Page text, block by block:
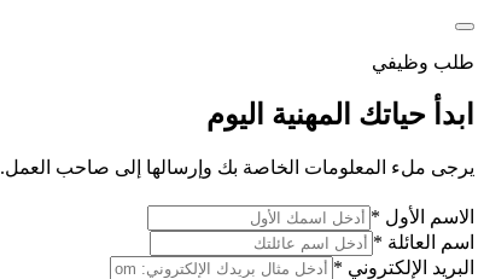
طلب وظيفي
ابدأ حياتك المهنية اليوم
يرجى ملء المعلومات الخاصة بك وإرسالها إلى صاحب العمل.
الاسم الأول *
اسم العائلة *
البريد الإلكتروني *